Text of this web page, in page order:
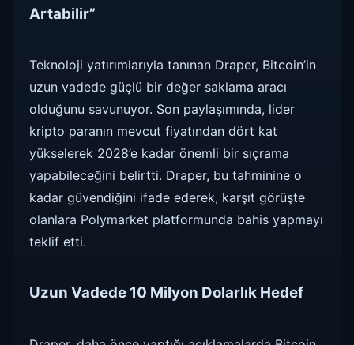
Artabilir”
Teknoloji yatırımlarıyla tanınan Draper, Bitcoin’in
uzun vadede güçlü bir değer saklama aracı
olduğunu savunuyor. Son paylaşımında, lider
kripto paranın mevcut fiyatından dört kat
yükselerek 2028’e kadar önemli bir sıçrama
yapabileceğini belirtti. Draper, bu tahminine o
kadar güvendiğini ifade ederek, karşıt görüşte
olanlara Polymarket platformunda bahis yapmayı
teklif etti.
Uzun Vadede 10 Milyon Dolarlık Hedef